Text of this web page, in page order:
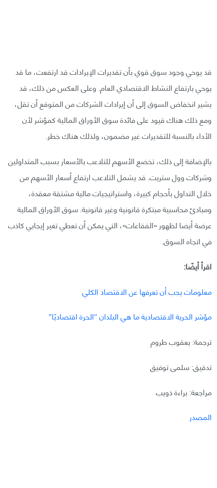
قد يوحي وجود سوق قوي بأن تقديرات الإيرادات قد ارتفعت، ما قد
يوحي بارتفاع النشاط الاقتصادي العام. وعلى العكس من ذلك، قد
يشير انخفاض السوق إلى أن إيرادات الشركات من المتوقع أن تقل،
ومع ذلك هناك قيود على فائدة سوق الأوراق المالية كمؤشر لأن
الأداء بالنسبة للتقديرات غير مضمون، ولذلك هناك خطر.
بالإضافة إلى ذلك، تخضع الأسهم للتلاعب بالأسعار بسبب المتداولين
وشركات وول ستريت. قد يشمل التلاعب ارتفاع أسعار الأسهم من
خلال التداول بأحجام كبيرة، واستراتيجيات مالية مشتقة معقدة،
ومبادئ محاسبية مبتكرة قانونية وغير قانونية. سوق الأوراق المالية
عرضة أيضا لظهور «الفقاعات»، التي يمكن أن تعطي تغير إيجابي كاذب
في اتجاه السوق.
اقرأ أيضًا:
معلومات يجب أن تعرفها عن الاقتصاد الكلي
مؤشر الحرية الاقتصادية ما هي البلدان “الحرة اقتصاديًا”
ترجمة: يعقوب طروم
تدقيق: سلمى توفيق
مراجعة: براءة ذويب
المصدر